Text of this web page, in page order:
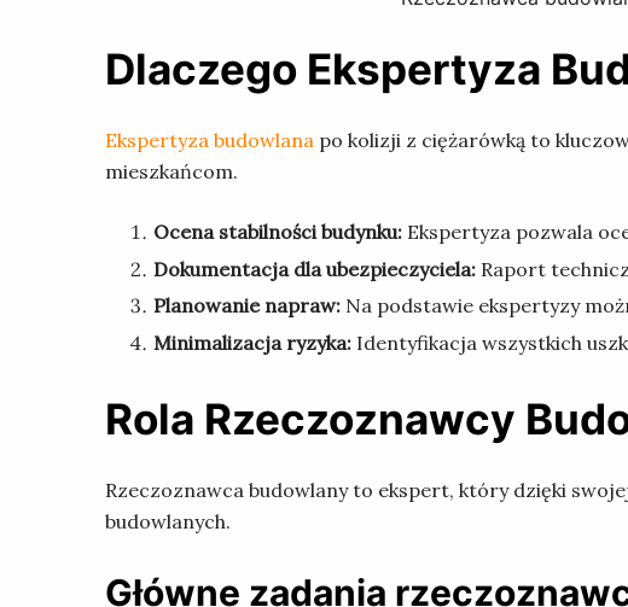
Dlaczego Ekspertyza
Ekspertyza budowlana po kolizji z ciężarówką to
mieszkańcom.
Ocena stabilności budynku: Ekspertyza pozwala
Dokumentacja dla ubezpieczyciela: Raport
Planowanie napraw: Na podstawie ekspertyzy
Minimalizacja ryzyka: Identyfikacja wszystkich
Rola Rzeczoznawcy
Rzeczoznawca budowlany to ekspert, który dzięki
budowlanych.
Główne zadania